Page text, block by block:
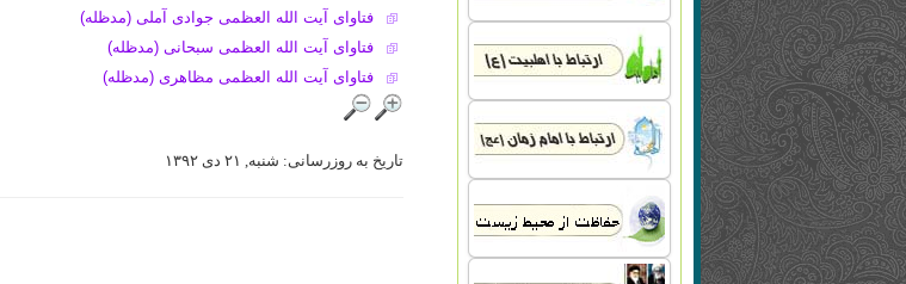
فتاوای آیت الله العظمی جوادی آملی (مدظله)
فتاوای آیت الله العظمی سبحانی (مدظله)
فتاوای آیت الله العظمی مظاهری (مدظله)
تاریخ به روزرسانی: شنبه, ۲۱ دی ۱۳۹۲